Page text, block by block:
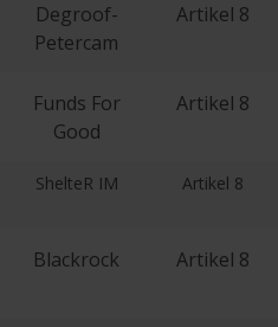
Degroof-
Petercam
Artikel 8
Funds For
Good
Artikel 8
ShelteR IM Artikel 8
Blackrock Artikel 8